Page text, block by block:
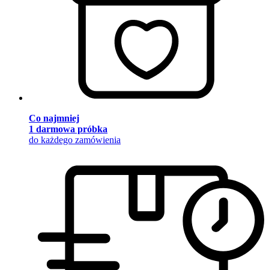
Co najmniej
1 darmowa próbka
do każdego zamówienia